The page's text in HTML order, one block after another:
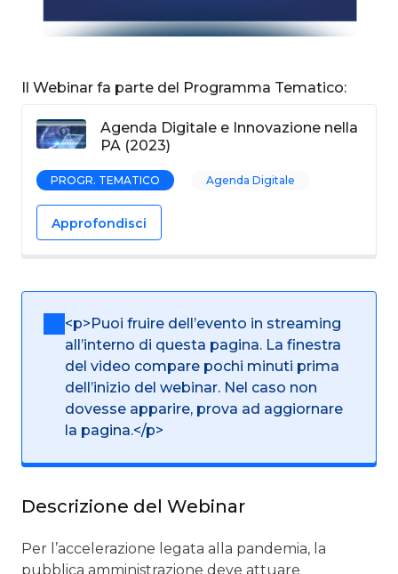
Il Webinar fa parte del Programma Tematico:
Agenda Digitale e Innovazione nella
PA (2023)
PROGR. TEMATICO Agenda Digitale
Approfondisci
<p>Puoi fruire dell’evento in streaming
all’interno di questa pagina. La finestra
del video compare pochi minuti prima
dell’inizio del webinar. Nel caso non
dovesse apparire, prova ad aggiornare
la pagina.</p>
Descrizione del Webinar
Per l’accelerazione legata alla pandemia, la
pubblica amministrazione deve attuare